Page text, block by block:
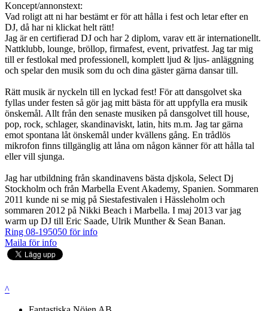
Koncept/annonstext:
Vad roligt att ni har bestämt er för att hålla i fest och letar efter en
DJ, då har ni klickat helt rätt!
Jag är en certifierad DJ och har 2 diplom, varav ett är internationellt.
Nattklubb, lounge, bröllop, firmafest, event, privatfest. Jag tar mig
till er festlokal med professionell, komplett ljud & ljus- anläggning
och spelar den musik som du och dina gäster gärna dansar till.
Rätt musik är nyckeln till en lyckad fest! För att dansgolvet ska
fyllas under festen så gör jag mitt bästa för att uppfylla era musik
önskemål. Allt från den senaste musiken på dansgolvet till house,
pop, rock, schlager, skandinaviskt, latin, hits m.m. Jag tar gärna
emot spontana låt önskemål under kvällens gång. En trådlös
mikrofon finns tillgänglig att låna om någon känner för att hålla tal
eller vill sjunga.
Jag har utbildning från skandinavens bästa djskola, Select Dj
Stockholm och från Marbella Event Akademy, Spanien. Sommaren
2011 kunde ni se mig på Siestafestivalen i Hässleholm och
sommaren 2012 på Nikki Beach i Marbella. I maj 2013 var jag
warm up DJ till Eric Saade, Ulrik Munther & Sean Banan.
Ring 08-195050 för info
Maila för info
^